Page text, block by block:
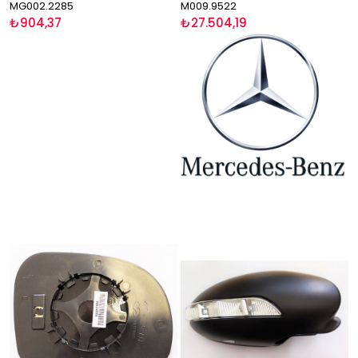
MG002.2285
₺904,37
M009.9522
₺27.504,19